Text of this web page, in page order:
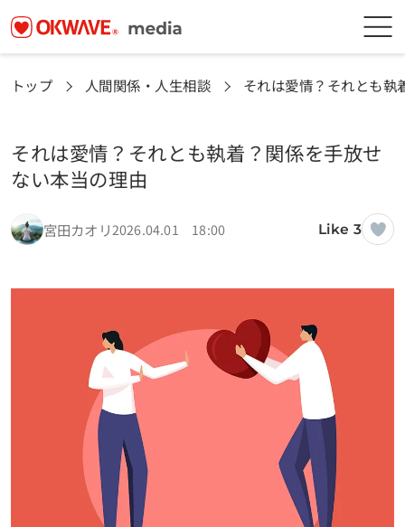
トップ 人間関係・人生相談 それは愛情？それとも執
それは愛情？それとも執着？関係を手放せ
ない本当の理由
宮田カオリ2026.04.01 18:00 Like 3